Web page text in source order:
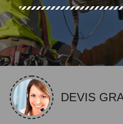
DEVIS